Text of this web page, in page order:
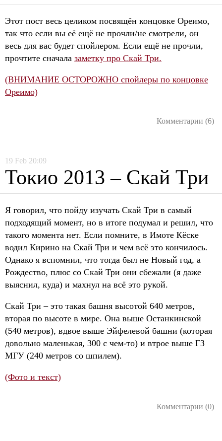
Этот пост весь целиком посвящён концовке Ореимо,
так что если вы её ещё не прочли/не смотрели, он
весь для вас будет спойлером. Если ещё не прочли,
прочтите сначала заметку про Скай Три.
(ВНИМАНИЕ ОСТОРОЖНО спойлеры по концовке
Ореимо)
Комментарии (6)
19 Feb 20:09
Токио 2013 – Скай Три
Я говорил, что пойду изучать Скай Три в самый
подходящий момент, но в итоге подумал и решил, что
такого момента нет. Если помните, в Имоте Кёске
водил Кирино на Скай Три и чем всё это кончилось.
Однако я вспомнил, что тогда был не Новый год, а
Рождество, плюс со Скай Три они сбежали (я даже
выяснил, куда) и махнул на всё это рукой.
Скай Три – это такая башня высотой 640 метров,
вторая по высоте в мире. Она выше Останкинской
(540 метров), вдвое выше Эйфелевой башни (которая
довольно маленькая, 300 с чем-то) и втрое выше ГЗ
МГУ (240 метров со шпилем).
(Фото и текст)
Комментарии (0)